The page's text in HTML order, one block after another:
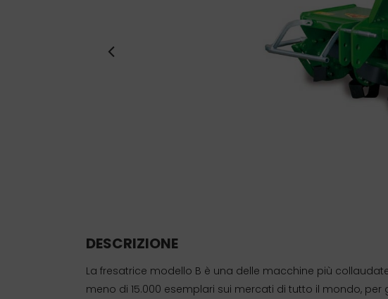
DESCRIZIONE
La fresatrice modello B è una delle macchine più
meno di 15.000 esemplari sui mercati di tutto il mondo,